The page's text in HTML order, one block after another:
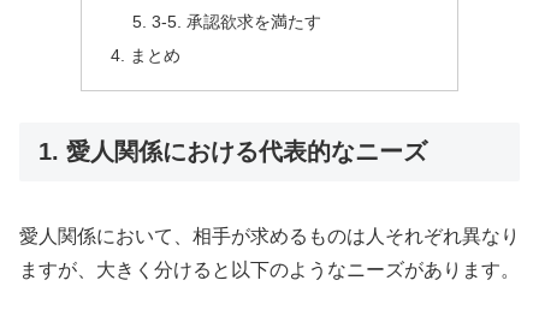
3-5. 承認欲求を満たす
まとめ
1. 愛人関係における代表的なニーズ
愛人関係において、相手が求めるものは人それぞれ異なり
ますが、大きく分けると以下のようなニーズがあります。